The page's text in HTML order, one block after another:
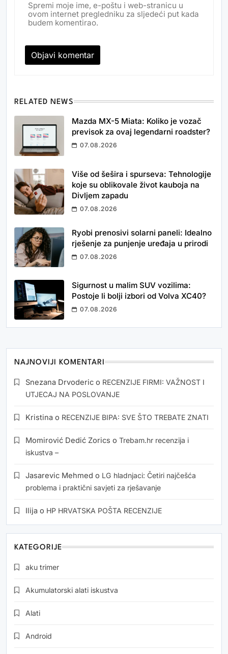
Spremi moje ime, e-poštu i web-stranicu u
ovom internet pregledniku za sljedeći put kada
budem komentirao.
RELATED NEWS
Mazda MX-5 Miata: Koliko je vozač
previsok za ovaj legendarni roadster?
07.08.2026
Više od šešira i spurseva: Tehnologije
koje su oblikovale život kauboja na
Divljem zapadu
07.08.2026
Ryobi prenosivi solarni paneli: Idealno
rješenje za punjenje uređaja u prirodi
07.08.2026
Sigurnost u malim SUV vozilima:
Postoje li bolji izbori od Volva XC40?
07.08.2026
NAJNOVIJI KOMENTARI
Snezana Drvoderic o RECENZIJE FIRMI: VAŽNOST I
UTJECAJ NA POSLOVANJE
Kristina o RECENZIJE BIPA: SVE ŠTO TREBATE ZNATI
Momirović Dedić Zorics o Trebam.hr recenzija i
iskustva –
Jasarevic Mehmed o LG hladnjaci: Četiri najčešća
problema i praktični savjeti za rješavanje
Ilija o HP HRVATSKA POŠTA RECENZIJE
KATEGORIJE
aku trimer
Akumulatorski alati iskustva
Alati
Android